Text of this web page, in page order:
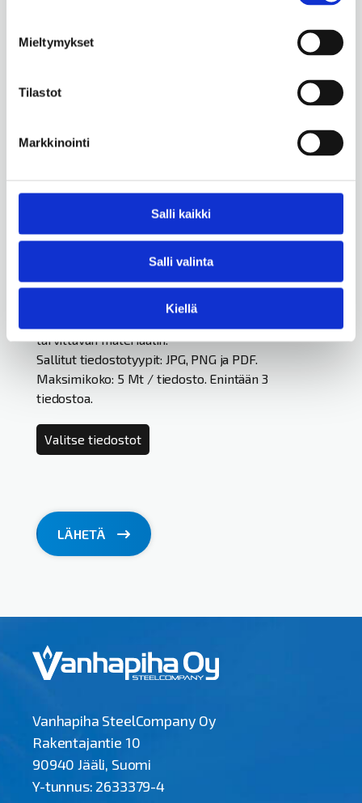
Mieltymykset
Tilastot
Markkinointi
Salli kaikki
Salli valinta
Kiellä
Liitetiedostot
Valitse tiedostot
tarvittavan materiaalin.
Sallitut tiedostotyypit: JPG, PNG ja PDF.
Maksimikoko: 5 Mt / tiedosto. Enintään 3
tiedostoa.
LÄHETÄ
Vanhapiha SteelCompany Oy
Rakentajantie 10
90940 Jääli, Suomi
Y-tunnus: 2633379-4